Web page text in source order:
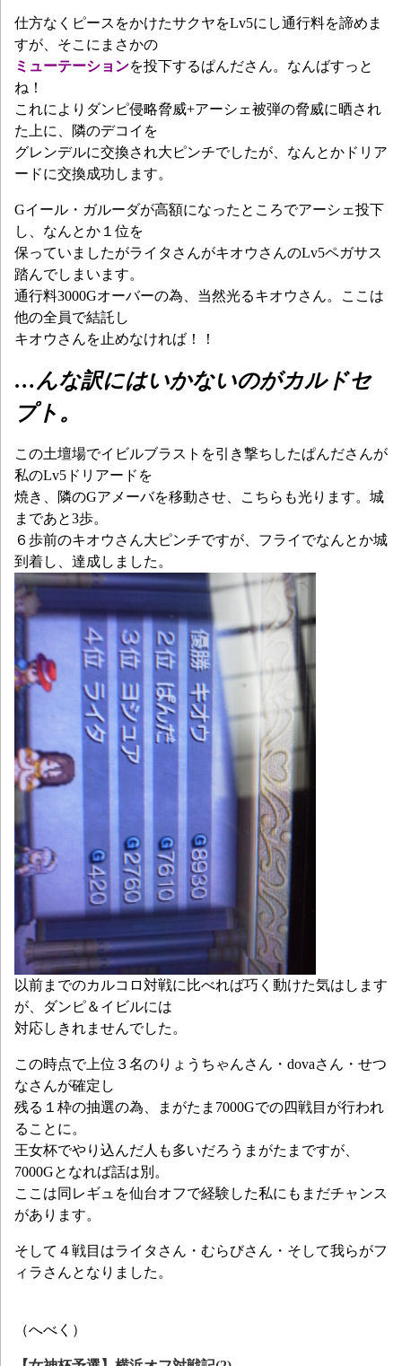
仕方なくピースをかけたサクヤをLv5にし通行料を諦めま
すが、そこにまさかの
ミューテーションを投下するぱんださん。 なんばすっと
ね！
これによりダンピ侵略脅威+アーシェ被弾の脅威に晒され
た上に、隣のデコイを
グレンデルに交換され大ピンチでしたが、なんとかドリア
ードに交換成功します。
Gイール・ガルーダが高額になったところでアーシェ投下
し、なんとか１位を
保っていましたがライタさんがキオウさんのLv5ペガサス
踏んでしまいます。
通行料3000Gオーバーの為、当然光るキオウさん。ここは
他の全員で結託し
キオウさんを止めなければ！！
…んな訳にはいかないのがカルドセ
プト。
この土壇場でイビルブラストを引き撃ちしたぱんださんが
私のLv5ドリアードを
焼き、隣のGアメーバを移動させ、こちらも光ります。城
まであと3歩。
６歩前のキオウさん大ピンチですが、フライでなんとか城
到着し、達成しました。
以前までのカルコロ対戦に比べれば巧く動けた気はします
が、ダンピ＆イビルには
対応しきれませんでした。
この時点で上位３名のりょうちゃんさん・dovaさん・せつ
なさんが確定し
残る１枠の抽選の為、まがたま7000Gでの四戦目が行われ
ることに。
王女杯でやり込んだ人も多いだろうまがたまですが、
7000Gとなれば話は別。
ここは同レギュを仙台オフで経験した私にもまだチャンス
があります。
そして４戦目はライタさん・むらびさん・そして我らがフ
ィラさんとなりました。
（へべく）